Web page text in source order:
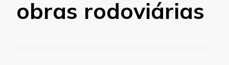
obras rodoviárias